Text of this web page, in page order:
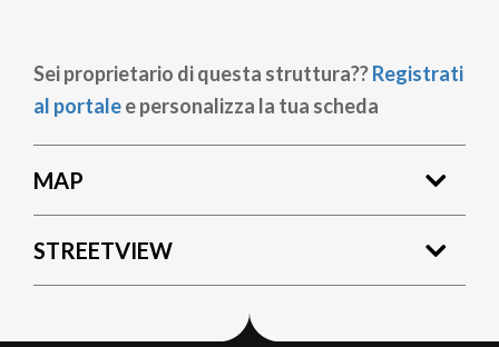
Sei proprietario di questa struttura??Registrati
al portalee personalizza la tua scheda
MAP
STREETVIEW